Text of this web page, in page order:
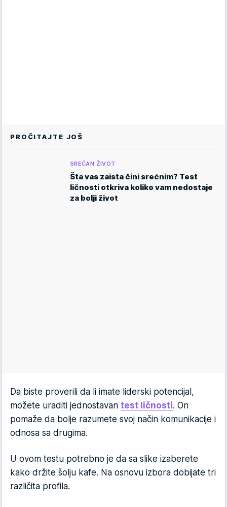
PROČITAJTE JOŠ
SREĆAN ŽIVOT
Šta vas zaista čini srećnim? Test
ličnosti otkriva koliko vam nedostaje
za bolji život
Da biste proverili da li imate liderski potencijal,
možete uraditi jednostavan test ličnosti. On
pomaže da bolje razumete svoj način komunikacije i
odnosa sa drugima.
U ovom testu potrebno je da sa slike izaberete
kako držite šolju kafe. Na osnovu izbora dobijate tri
različita profila.